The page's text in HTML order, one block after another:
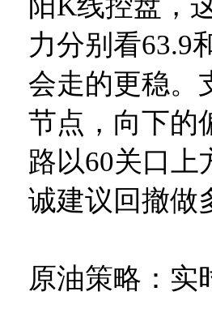
力分别看63.9
会走的更稳。
节点，向下的
路以60关口上
诚建议回撤做
原油策略：实